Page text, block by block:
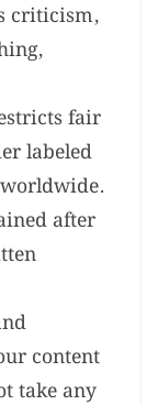
criticism,
fair
labeled
after
content
take any